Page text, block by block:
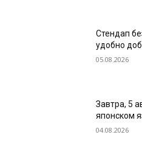
Стендап
удобно
05.08.2026
Завтра, 5
японском
04.08.2026